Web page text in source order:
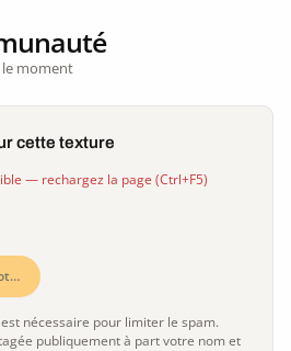
moment
cette texture
— rechargez la page (Ctrl+F5)
nécessaire pour limiter le spam.
publiquement à part votre nom et